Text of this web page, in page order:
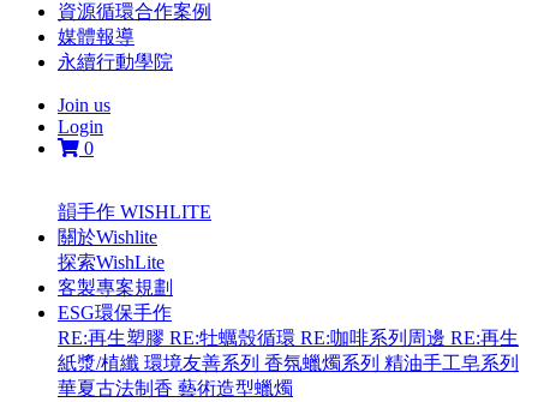
資源循環合作案例
媒體報導
永續行動學院
Join us
Login
0
韻手作 WISHLITE
關於Wishlite
探索WishLite
客製專案規劃
ESG環保手作
RE:再生塑膠 RE:牡蠣殼循環 RE:咖啡系列周邊 RE:再生
紙漿/植纖 環境友善系列 香氛蠟燭系列 精油手工皂系列
華夏古法制香 藝術造型蠟燭